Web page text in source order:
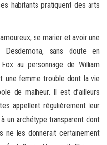
habitants pratiquent des arts
se marier et avoir une
sans doute en
au personnage de William
une femme trouble dont la vie
de malheur. Il est d’ailleurs
appellent régulièrement leur
un archétype transparent dont
ne les donnerait certainement